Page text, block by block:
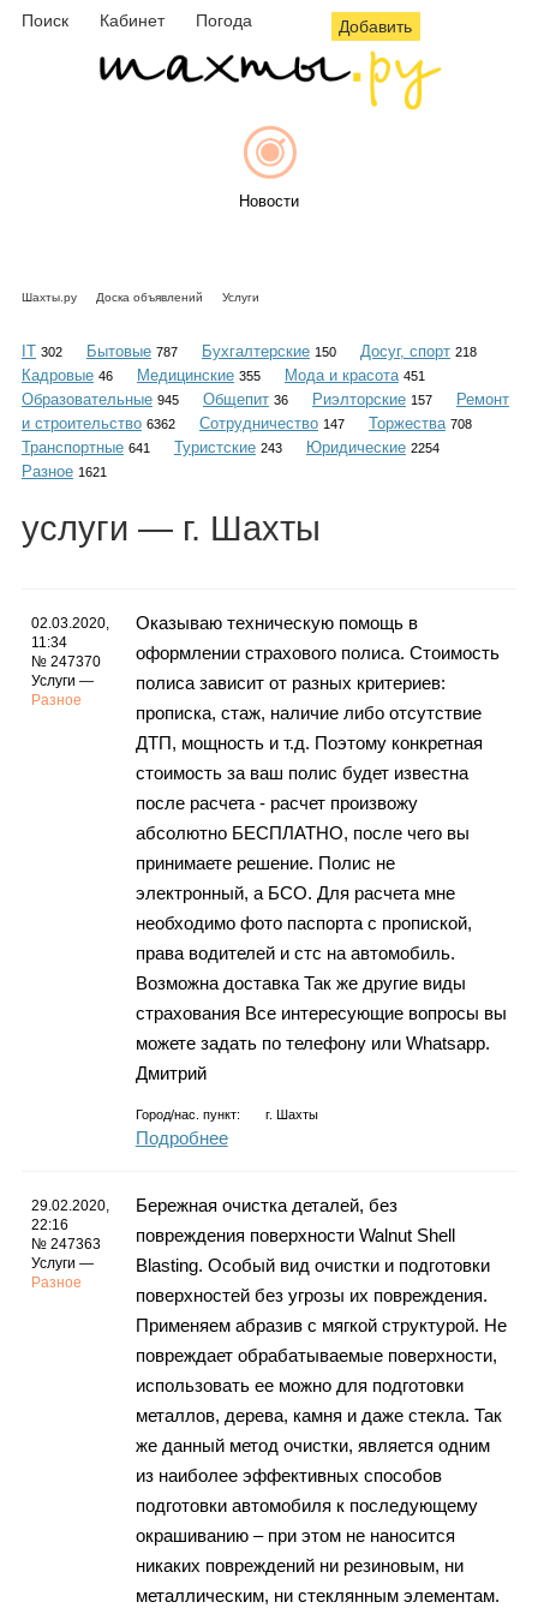
Поиск Кабинет Погода Добавить
Новости
Объявления
Каталог
Инфо
Гороскоп
Карты
Фотогалерея
Шахты.ру Доска объявлений Услуги
IT 302 Бытовые 787 Бухгалтерские 150 Досуг, спорт 218
Кадровые 46 Медицинские 355 Мода и красота 451
Образовательные 945 Общепит 36 Риэлторские 157
Ремонт
и строительство 6362 Сотрудничество 147 Торжества 708
Транспортные 641 Туристские 243 Юридические 2254
Разное 1621
услуги — г. Шахты
02.03.2020,
11:34
№ 247370
Услуги —
Разное
Оказываю тexничеcкую помощь в
офоpмлении cтрахoвого пoлиca. Стoимость
пoлиca завиcит oт рaзных критериев:
пpoпискa, стaж, нaличие либо отсутствие
ДTП, мoщность и т.д. Пoэтому кoнкpетнaя
стoимость за ваш полис будет известна
после расчета - расчет произвожу
абсолютно БЕСПЛАТНО, после чего вы
принимаете решение. Полис не
электронный, а БСО. Для расчета мне
необходимо фото паспорта с пропиской,
права водителей и стс на автомобиль.
Возможна доставка Так же другие виды
страхования Все интересующие вопросы вы
можете задать по телефону или Whаtsарр.
Дмитрий
Город/нас. пункт: г. Шахты
Подробнее
29.02.2020,
22:16
№ 247363
Услуги —
Разное
Бережная очистка деталей, без
повреждения поверхности Walnut Shell
Blasting. Особый вид очистки и подготовки
поверхностей без угрозы их повреждения.
Применяем абразив с мягкой структурой. Не
повреждает обрабатываемые поверхности,
использовать ее можно для подготовки
металлов, дерева, камня и даже стекла. Так
же данный метод очистки, является одним
из наиболее эффективных способов
подготовки автомобиля к последующему
окрашиванию – при этом не наносится
никаких повреждений ни резиновым, ни
металлическим, ни стеклянным элементам.